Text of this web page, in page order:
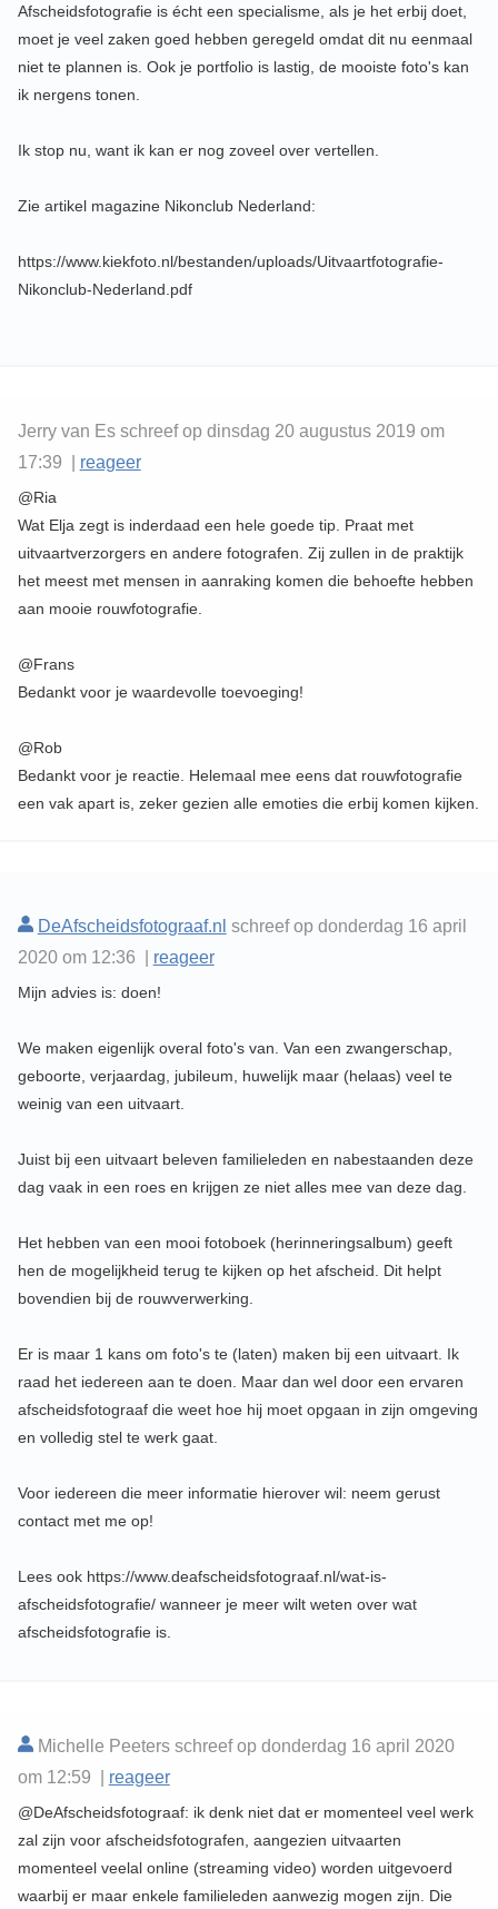
Afscheidsfotografie is écht een specialisme, als je het erbij doet,
moet je veel zaken goed hebben geregeld omdat dit nu eenmaal
niet te plannen is. Ook je portfolio is lastig, de mooiste foto's kan
ik nergens tonen.
Ik stop nu, want ik kan er nog zoveel over vertellen.
Zie artikel magazine Nikonclub Nederland:
https://www.kiekfoto.nl/bestanden/uploads/Uitvaartfotografie-
Nikonclub-Nederland.pdf
Jerry van Es schreef op dinsdag 20 augustus 2019 om
17:39 | reageer
@Ria
Wat Elja zegt is inderdaad een hele goede tip. Praat met
uitvaartverzorgers en andere fotografen. Zij zullen in de praktijk
het meest met mensen in aanraking komen die behoefte hebben
aan mooie rouwfotografie.
@Frans
Bedankt voor je waardevolle toevoeging!
@Rob
Bedankt voor je reactie. Helemaal mee eens dat rouwfotografie
een vak apart is, zeker gezien alle emoties die erbij komen kijken.
DeAfscheidsfotograaf.nl schreef op donderdag 16 april
2020 om 12:36 | reageer
Mijn advies is: doen!
We maken eigenlijk overal foto's van. Van een zwangerschap,
geboorte, verjaardag, jubileum, huwelijk maar (helaas) veel te
weinig van een uitvaart.
Juist bij een uitvaart beleven familieleden en nabestaanden deze
dag vaak in een roes en krijgen ze niet alles mee van deze dag.
Het hebben van een mooi fotoboek (herinneringsalbum) geeft
hen de mogelijkheid terug te kijken op het afscheid. Dit helpt
bovendien bij de rouwverwerking.
Er is maar 1 kans om foto's te (laten) maken bij een uitvaart. Ik
raad het iedereen aan te doen. Maar dan wel door een ervaren
afscheidsfotograaf die weet hoe hij moet opgaan in zijn omgeving
en volledig stel te werk gaat.
Voor iedereen die meer informatie hierover wil: neem gerust
contact met me op!
Lees ook https://www.deafscheidsfotograaf.nl/wat-is-
afscheidsfotografie/ wanneer je meer wilt weten over wat
afscheidsfotografie is.
Michelle Peeters schreef op donderdag 16 april 2020
om 12:59 | reageer
@DeAfscheidsfotograaf: ik denk niet dat er momenteel veel werk
zal zijn voor afscheidsfotografen, aangezien uitvaarten
momenteel veelal online (streaming video) worden uitgevoerd
waarbij er maar enkele familieleden aanwezig mogen zijn. Die